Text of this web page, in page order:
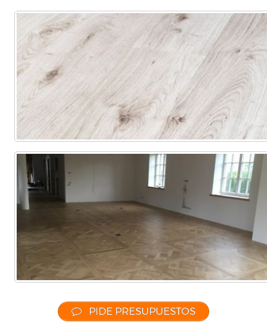
Instalar
parquet o
Tarima
Local
Comercial
parquet o
(Completa)
Colocar
parquet o
Tarima
Vivienda
(Parcial)
PIDE PRESUPUESTOS